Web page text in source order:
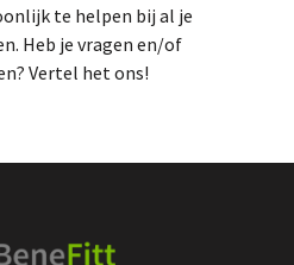
te helpen bij al je
Heb je vragen en/of
Vertel het ons!